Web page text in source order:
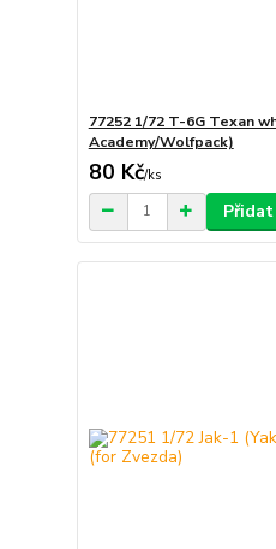
77252 1/72 T-6G Texan
Academy/Wolfpack)
80 Kč/ks